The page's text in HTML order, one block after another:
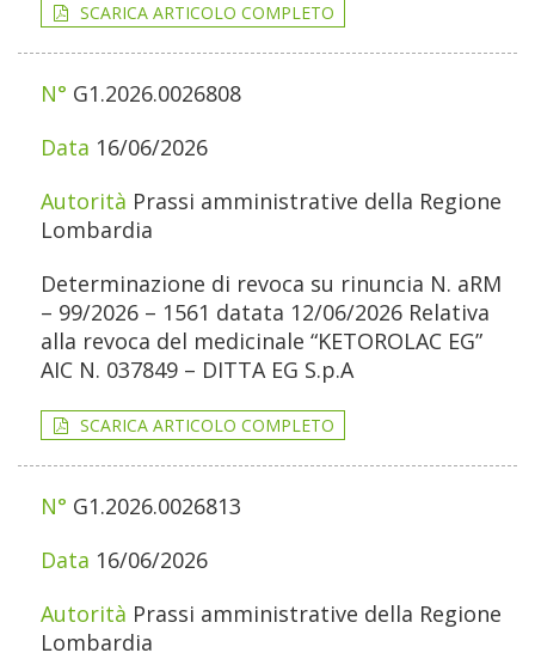
SCARICA ARTICOLO COMPLETO
G1.2026.0026808
16/06/2026
Prassi amministrative della Regione
Lombardia
Determinazione di revoca su rinuncia N. aRM
– 99/2026 – 1561 datata 12/06/2026 Relativa
alla revoca del medicinale “KETOROLAC EG”
AIC N. 037849 – DITTA EG S.p.A
SCARICA ARTICOLO COMPLETO
G1.2026.0026813
16/06/2026
Prassi amministrative della Regione
Lombardia